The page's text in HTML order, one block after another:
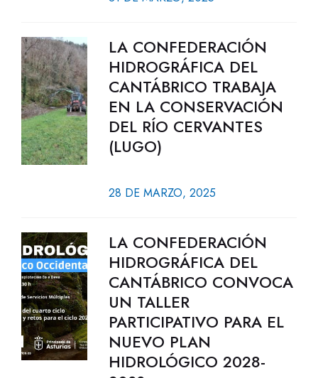
LA CONFEDERACIÓN
HIDROGRÁFICA DEL
CANTÁBRICO TRABAJA
EN LA CONSERVACIÓN
DEL RÍO CERVANTES
(LUGO)
28 DE MARZO, 2025
LA CONFEDERACIÓN
HIDROGRÁFICA DEL
CANTÁBRICO CONVOCA
UN TALLER
PARTICIPATIVO PARA EL
NUEVO PLAN
HIDROLÓGICO 2028-